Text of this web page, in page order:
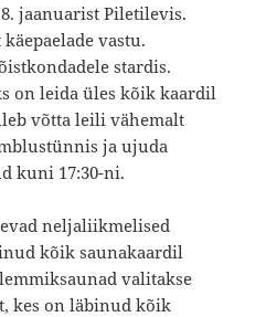
jaanuarist Piletilevis.
vastu.
stardis.
on leida üles kõik kaardil
võtta leili vähemalt
ja ujuda
kuni 17:30-ni.
neljaliikmelised
kõik saunakaardil
valitakse
kes on läbinud kõik